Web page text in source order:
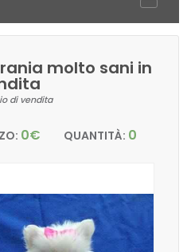
molto sani in
di vendita
0€ QUANTITÀ: 0